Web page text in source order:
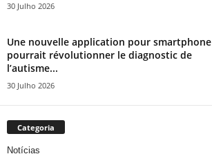
30 Julho 2026
Une nouvelle application pour smartphone
pourrait révolutionner le diagnostic de
l’autisme...
30 Julho 2026
Categoria
Notícias